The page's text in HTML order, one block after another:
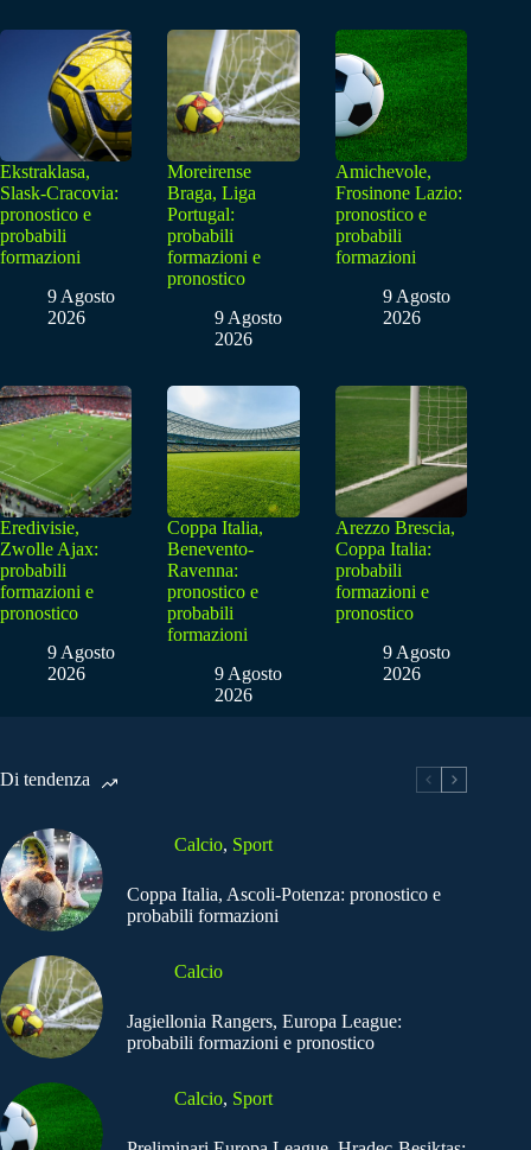
Ekstraklasa,
Slask-Cracovia:
pronostico e
probabili
formazioni
9 Agosto
2026
Moreirense
Braga, Liga
Portugal:
probabili
formazioni e
pronostico
9 Agosto
2026
Amichevole,
Frosinone Lazio:
pronostico e
probabili
formazioni
9 Agosto
2026
Eredivisie,
Zwolle Ajax:
probabili
formazioni e
pronostico
9 Agosto
2026
Coppa Italia,
Benevento-
Ravenna:
pronostico e
probabili
formazioni
9 Agosto
2026
Arezzo Brescia,
Coppa Italia:
probabili
formazioni e
pronostico
9 Agosto
2026
Di tendenza
Calcio, Sport
Coppa Italia, Ascoli-Potenza: pronostico e
probabili formazioni
Calcio
Jagiellonia Rangers, Europa League:
probabili formazioni e pronostico
Calcio, Sport